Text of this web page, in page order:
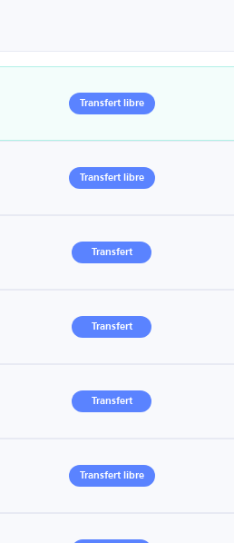
Transfert libre
Transfert libre
Transfert
Transfert
Transfert
Transfert libre